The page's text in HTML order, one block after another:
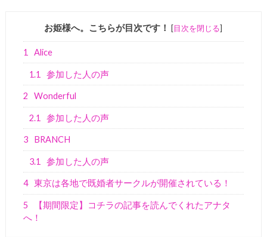
お姫様へ。こちらが目次です！ [目次を閉じる]
1 Alice
1.1 参加した人の声
2 Wonderful
2.1 参加した人の声
3 BRANCH
3.1 参加した人の声
4 東京は各地で既婚者サークルが開催されている！
5
【期間限定】コチラの記事を読んでくれたアナタ
へ！